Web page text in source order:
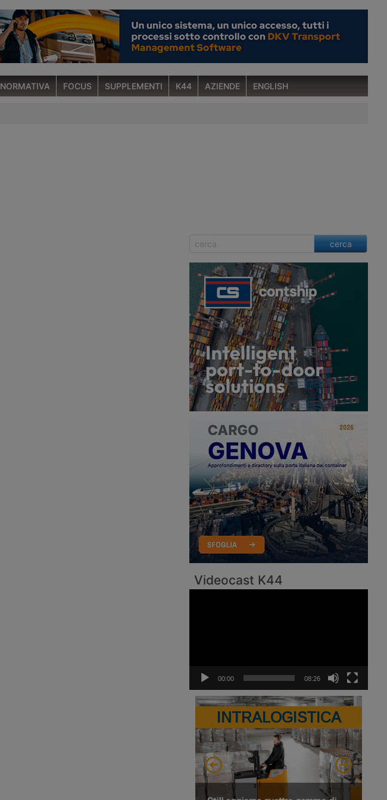
NORMATIVA FOCUS SUPPLEMENTI K44 AZIENDE ENGLISH
cerca
Videocast K44
00:00 08:26
INTRALOGISTICA